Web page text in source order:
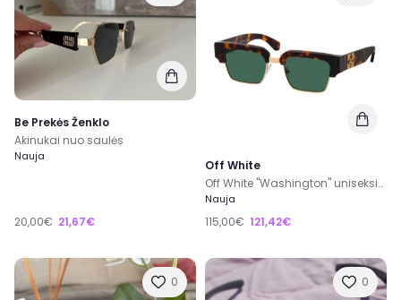
Be Prekės Ženklo
Akinukai nuo saulės
Nauja
20,00€ 21,67€
Off White
Off White "Washington" uniseksiniai saulės akiniai
Nauja
115,00€ 121,42€
0 0